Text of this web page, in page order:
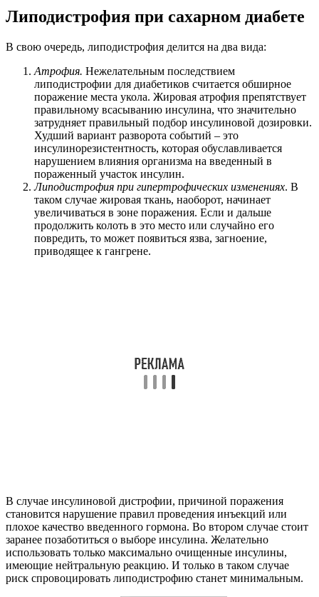
Липодистрофия при сахарном диабете
В свою очередь, липодистрофия делится на два вида:
Атрофия. Нежелательным последствием
липодистрофии для диабетиков считается обширное
поражение места укола. Жировая атрофия препятствует
правильному всасыванию инсулина, что значительно
затрудняет правильный подбор инсулиновой дозировки.
Худший вариант разворота событий – это
инсулинорезистентность, которая обуславливается
нарушением влияния организма на введенный в
пораженный участок инсулин.
Липодистрофия при гипертрофических изменениях. В
таком случае жировая ткань, наоборот, начинает
увеличиваться в зоне поражения. Если и дальше
продолжить колоть в это место или случайно его
повредить, то может появиться язва, загноение,
приводящее к гангрене.
В случае инсулиновой дистрофии, причиной поражения
становится нарушение правил проведения инъекций или
плохое качество введенного гормона. Во втором случае стоит
заранее позаботиться о выборе инсулина. Желательно
использовать только максимально очищенные инсулины,
имеющие нейтральную реакцию. И только в таком случае
риск спровоцировать липодистрофию станет минимальным.